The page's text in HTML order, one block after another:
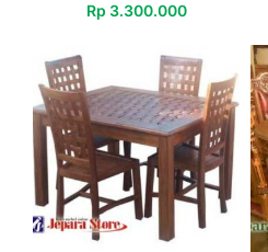
Rp 3.300.000